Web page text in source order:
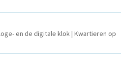
en de digitale klok | Kwartieren op